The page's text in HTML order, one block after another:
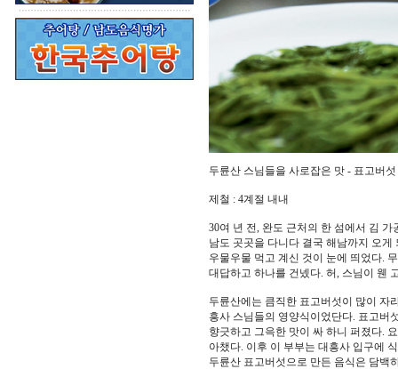
두륜산 스님들을 사로잡은 맛 - 표고버
제철 : 4계절 내내
30여 년 전, 완도 근처의 한 섬에서 김
남도 곳곳을 다니다 결국 해남까지 오
우물우물 먹고 계신 것이 눈에 띄었다.
대답하고 하나를 건넸다. 허, 스님이 웬
두륜산에는 큼직한 표고버섯이 많이 자
흥사 스님들의 영양식이었단다. 표고버
향긋하고 그윽한 맛이 싸 하니 퍼졌다.
아챘다. 이후 이 부부는 대흥사 입구에
두륜산 표고버섯으로 만든 음식은 담백